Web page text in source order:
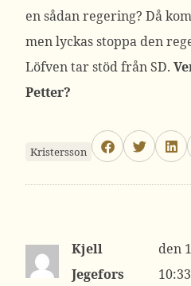
en sådan regering? Då
men lyckas stoppa den
Löfven tar stöd från SD.
Petter?
Kristersson
Kjell
Jegefors
10:33